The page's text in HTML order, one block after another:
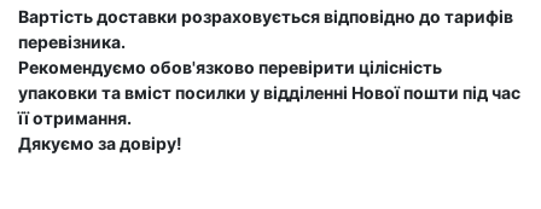
Вартість доставки розраховується відповідно до тарифів
перевізника.
Рекомендуємо обов'язково перевірити цілісність
упаковки та вміст посилки у відділенні Нової пошти під час
її отримання.
Дякуємо за довіру!